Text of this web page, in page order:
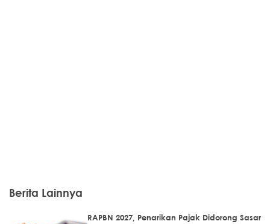
Berita Lainnya
RAPBN 2027, Penarikan Pajak Didorong Sasar